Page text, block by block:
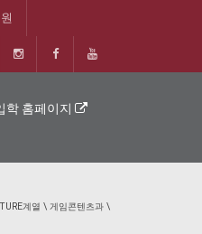
학 홈페이지
계열 \ 게임콘텐츠과 \